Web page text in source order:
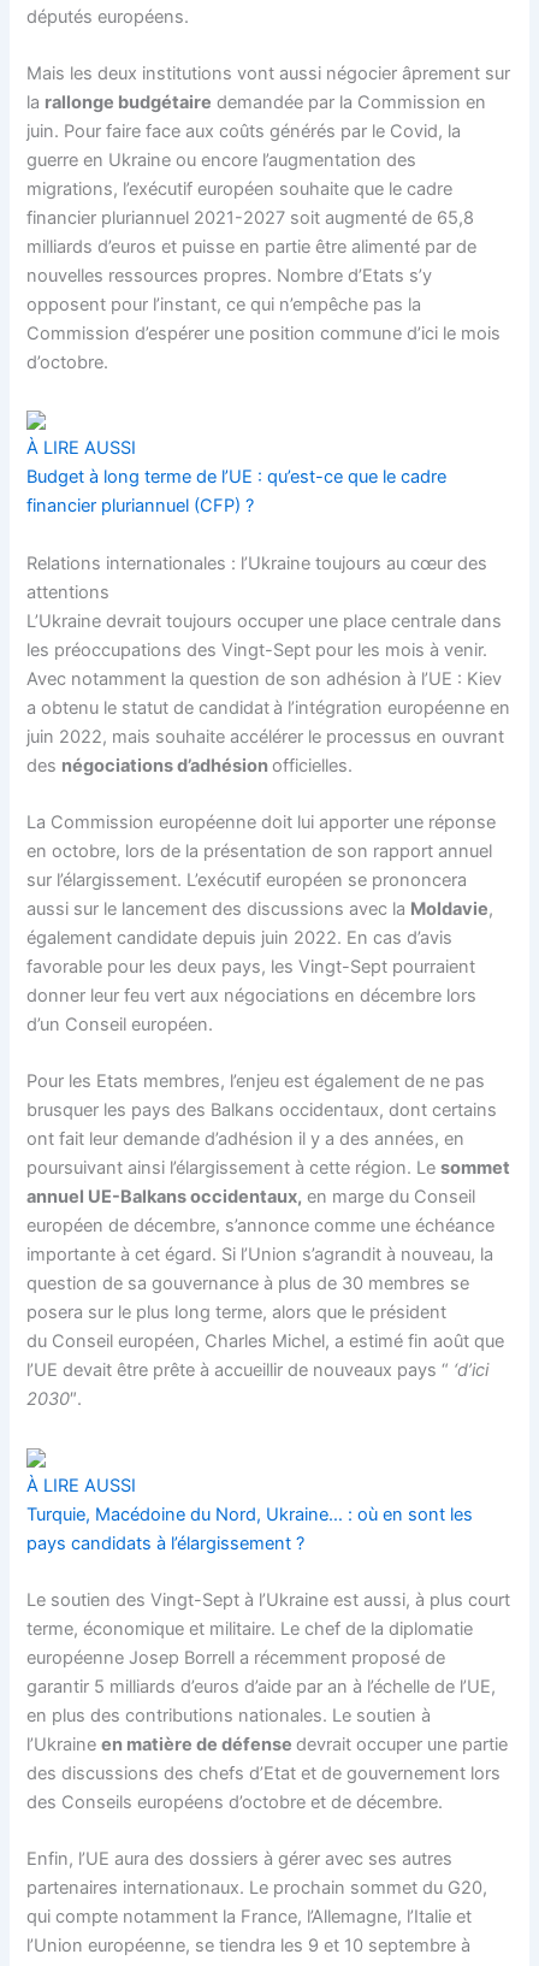
députés européens.
Mais les deux institutions vont aussi négocier âprement sur
la rallonge budgétaire demandée par la Commission en
juin. Pour faire face aux coûts générés par le Covid, la
guerre en Ukraine ou encore l’augmentation des
migrations, l’exécutif européen souhaite que lecadre
financier pluriannuel 2021-2027 soit augmenté de 65,8
milliards d’euros et puisse en partie être alimenté par de
nouvelles ressources propres. Nombre d’Etats s’y
opposent pour l’instant, ce qui n’empêche pas la
Commission d’espérer une position commune d’ici le mois
d’octobre.
À LIRE AUSSI
Budget à long terme de l’UE : qu’est-ce que le cadre
financier pluriannuel (CFP) ?
Relations internationales : l’Ukraine toujours au cœur des
attentions
L’Ukraine devrait toujours occuper une place centrale dans
les préoccupations des Vingt-Sept pour les mois à venir.
Avec notamment la question de son adhésion à l’UE : Kiev
a obtenu le statut de candidatà l’intégration européenne en
juin 2022, mais souhaite accélérer le processus en ouvrant
des négociations d’adhésionofficielles.
La Commission européenne doit lui apporter une réponse
en octobre, lors de la présentation de son rapport annuel
sur l’élargissement. L’exécutif européen se prononcera
aussi sur le lancement des discussions avec la Moldavie,
également candidate depuis juin 2022. En cas d’avis
favorable pour les deux pays, les Vingt-Sept pourraient
donner leur feu vert aux négociations en décembre lors
d’un Conseil européen.
Pour les Etats membres, l’enjeu est également de ne pas
brusquer les pays des Balkans occidentaux, dont certains
ont fait leur demande d’adhésion il y a des années, en
poursuivant ainsi l’élargissement à cette région. Lesommet
annuel UE-Balkans occidentaux, en marge du Conseil
européen de décembre, s’annonce comme une échéance
importante à cet égard. Si l’Union s’agrandit à nouveau, la
question de sa gouvernance à plus de 30 membres se
posera sur le plus long terme, alors que le président
du Conseil européen, Charles Michel, a estimé fin août que
l’UE devait être prête à accueillir de nouveaux pays “ ‘d’ici
2030″.
À LIRE AUSSI
Turquie, Macédoine du Nord, Ukraine… : où en sont les
pays candidats à l’élargissement ?
Le soutien des Vingt-Sept à l’Ukraine est aussi, à plus court
terme, économique et militaire. Le chef de la diplomatie
européenne Josep Borrell a récemment proposé de
garantir 5 milliards d’euros d’aide par an à l’échelle de l’UE,
en plus des contributions nationales. Le soutien à
l’Ukraineen matière de défensedevrait occuper une partie
des discussions des chefs d’Etat et de gouvernement lors
des Conseils européens d’octobre et de décembre.
Enfin, l’UE aura des dossiers à gérer avec ses autres
partenaires internationaux. Le prochain sommet du G20,
qui compte notamment la France, l’Allemagne, l’Italie et
l’Union européenne, se tiendra les 9 et 10 septembre à